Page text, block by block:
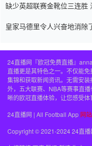
缺少英超联赛金靴位三连胜
皇家马德里令人兴奋地消除
24直播网『欧冠免费直播』
直播更是其特色之一。不仅能
集锦和获取新闻资讯。无需安
外，五大联赛、NBA等赛事直
晰的欧冠直播体验，让您感受体
24直播网 | All Football App 网
Copyright © 2021-2024 24直